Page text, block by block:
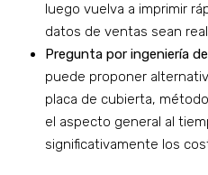
luego vuelva a imprimir
datos de ventas sean
Pregunta por ingeniería
puede proponer
placa de cubierta,
el aspecto general al
significativamente los